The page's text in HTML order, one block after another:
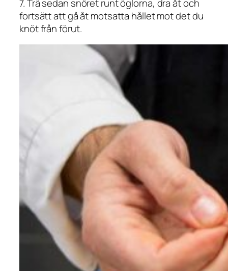
7. Trä sedan snöret runt öglorna, dra åt och
fortsätt att gå åt motsatta hållet mot det du
knöt från förut.